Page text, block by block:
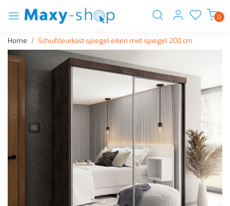
0
Home Schuifdeurkast spiegel eiken met spiegel 200 cm